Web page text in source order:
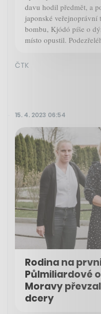
davu hodil předmět, a
japonské
bombu, Kjódó píše o
místo opustil.
ČTK
15. 4. 2023 06:54
Rodina na
Půlmiliardové
Moravy
dcery